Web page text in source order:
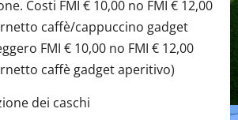
Costi FMI € 10,00 no FMI € 12,00
caffè/cappuccino gadget
FMI € 10,00 no FMI € 12,00
caffè gadget aperitivo)
dei caschi